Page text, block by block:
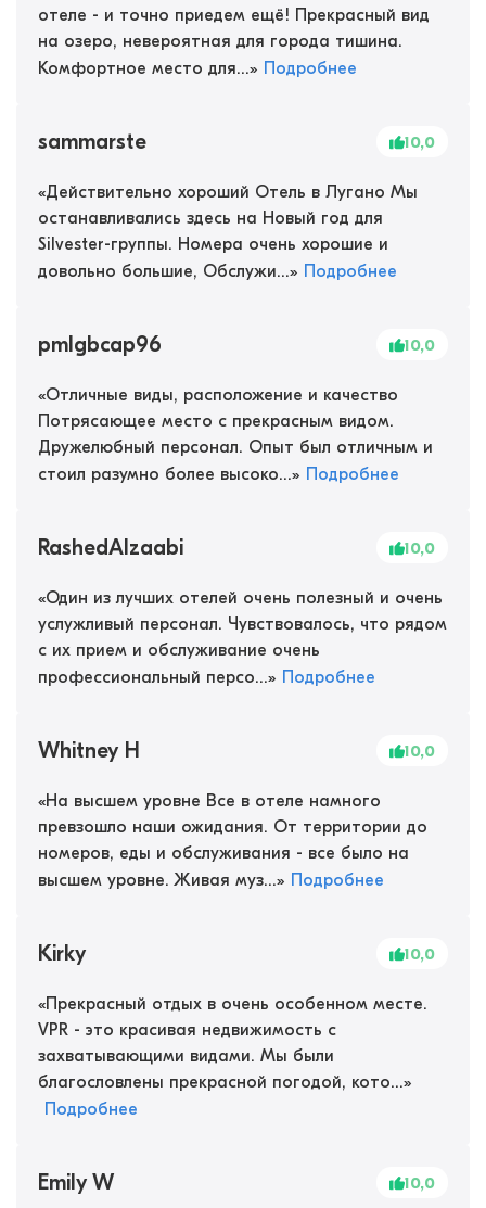
отеле - и точно приедем ещё! Прекрасный вид
на озеро, невероятная для города тишина.
Комфортное место для...» Подробнее
sammarste 10,0
«Действительно хороший Отель в Лугано Мы
останавливались здесь на Новый год для
Silvester-группы. Номера очень хорошие и
довольно большие, Обслужи...» Подробнее
pmlgbcap96 10,0
«Отличные виды, расположение и качество
Потрясающее место с прекрасным видом.
Дружелюбный персонал. Опыт был отличным и
стоил разумно более высоко...» Подробнее
RashedAlzaabi 10,0
«Один из лучших отелей очень полезный и очень
услужливый персонал. Чувствовалось, что рядом
с их прием и обслуживание очень
профессиональный персо...» Подробнее
Whitney H 10,0
«На высшем уровне Все в отеле намного
превзошло наши ожидания. От территории до
номеров, еды и обслуживания - все было на
высшем уровне. Живая муз...» Подробнее
Kirky 10,0
«Прекрасный отдых в очень особенном месте.
VPR - это красивая недвижимость с
захватывающими видами. Мы были
благословлены прекрасной погодой, кото...»
Подробнее
Emily W 10,0